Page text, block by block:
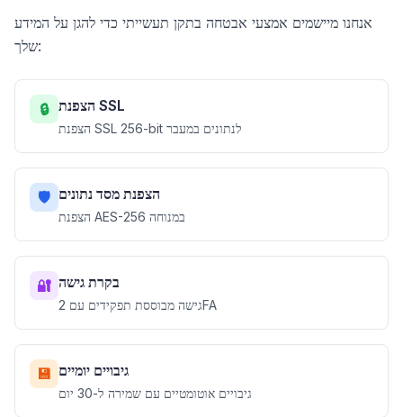
אנחנו מיישמים אמצעי אבטחה בתקן תעשייתי כדי להגן על המידע
שלך:
🔒 הצפנת SSL
הצפנת SSL 256-bit לנתונים במעבר
🛡️ הצפנת מסד נתונים
הצפנת AES-256 במנוחה
🔐 בקרת גישה
גישה מבוססת תפקידים עם 2FA
💾 גיבויים יומיים
גיבויים אוטומטיים עם שמירה ל-30 יום